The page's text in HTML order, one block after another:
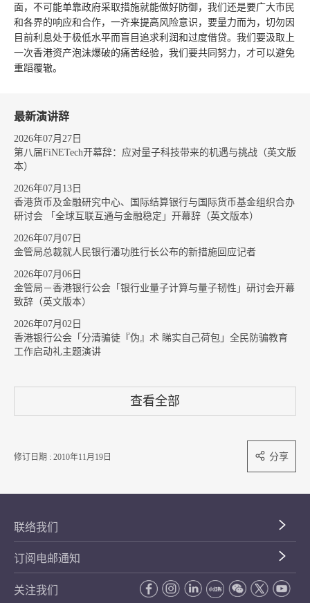
面，不可能单靠政府采取措施就能做好防御，我们还是要广大巿民
和各界的响应和合作，一齐来提高风险意识，要量力而为，切勿因
目前利息处于极低水平而盲目追求利润和过度借贷。我们要汲取上
一次香港资产泡沫爆破的痛苦经验，我们要共同努力，才可以避免
重蹈覆辙。
最新演讲辞
2026年07月27日
第八届FiNETech开幕辞：应对量子科技带来的机遇与挑战（英文版
本）
2026年07月13日
香港货币及金融研究中心、国际结算银行与国际货币基金组织合办
研讨会 「全球互联互通与金融稳定」开幕辞（英文版本）
2026年07月07日
金管局总裁就人民银行潘功胜行长公布的新措施回应记者
2026年07月06日
金管局－香港银行公会「银行业量子计算与量子韧性」研讨会开幕
致辞（英文版本）
2026年07月02日
香港银行公会「分清骗徒『伪』术 睇实自己荷包」全民防骗教育
工作启动礼主题演讲
查看全部
修订日期 : 2010年11月19日 分享
联络我们
订阅电邮通知
关注我们